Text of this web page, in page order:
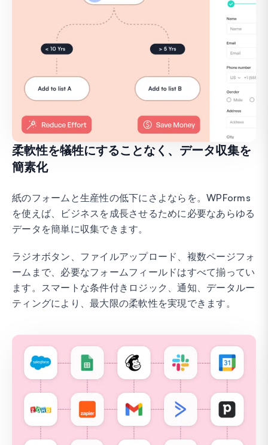
柔軟性を犠牲にすることなく、データ収集を
簡素化
紙のフォームと生産性の低下にさよならを。WPForms
を使えば、ビジネスを成長させるために必要なあらゆる
データを簡単に収集できます。
ラジオボタン、ファイルアップロード、複数ページフォ
ームまで、必要なフォームフィールドはすべて揃ってい
ます。スマートな条件付きロジック、通知、データルー
ティングにより、最大限の柔軟性を実現できます。